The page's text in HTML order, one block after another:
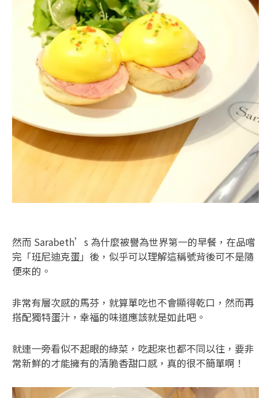
然而 Sarabeth’s 為什麼被譽為世界第一的早餐，在品嚐
完「班尼迪克蛋」後，似乎可以理解這稱號背後可不是隨
便來的。
非常有層次感的馬芬，就算單吃也不會顯得乾口，然而再
搭配獨特蛋汁，幸福的味道應該就是如此吧。
就連一旁看似不起眼的綠菜，吃起來也都不同以往，要非
常新鮮的才能擁有的清脆香甜口感，真的很不簡單啊！